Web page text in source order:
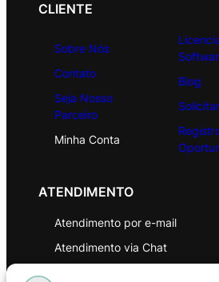
CLIENTE
Sobre Nós
Contato
Seja Nosso
Parceiro
Minha Conta
Blog
ATENDIMENTO
Atendimento por e-mail
Atendimento via Chat